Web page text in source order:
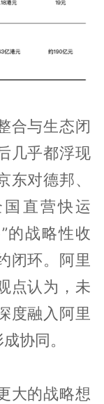
合与生态闭
几乎都浮现
对德邦、
直营快运
的战略性收
闭环。阿里
点认为，未
度融入阿里
协同。
大的战略想